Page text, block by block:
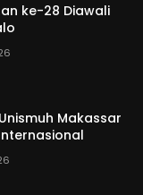
ke-28 Diawali
Makassar